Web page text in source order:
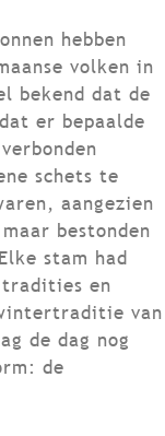
hebben
volken in
bekend dat de
er bepaalde
schets te
aangezien
bestonden
stam had
en
van
de dag nog
de